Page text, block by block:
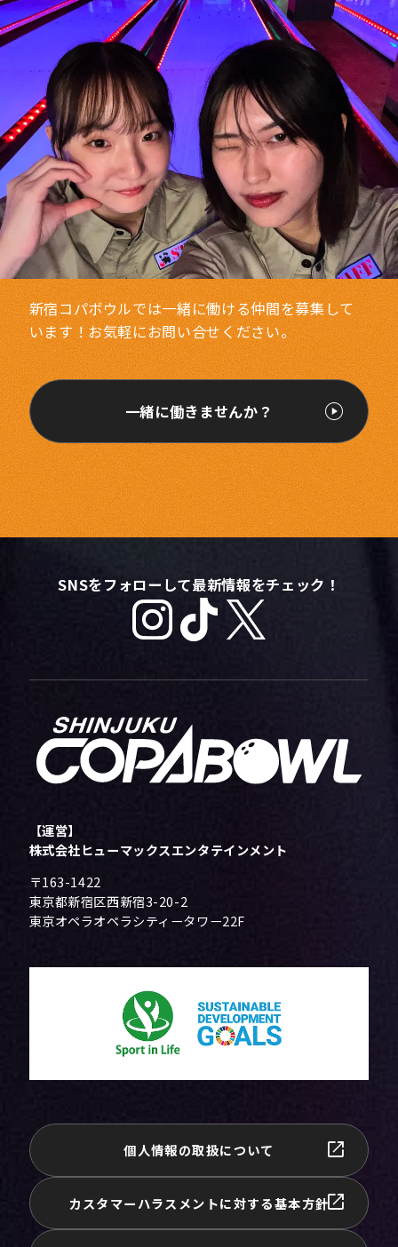
新宿コパボウルでは一緒に働ける仲間を募集して
います！お気軽にお問い合せください。
一緒に働きませんか？
SNSをフォローして最新情報をチェック！
【運営】
株式会社ヒューマックスエンタテインメント
〒163-1422
東京都新宿区西新宿3-20-2
東京オペラオペラシティータワー22F
個人情報の取扱について
カスタマーハラスメントに対する基本方針